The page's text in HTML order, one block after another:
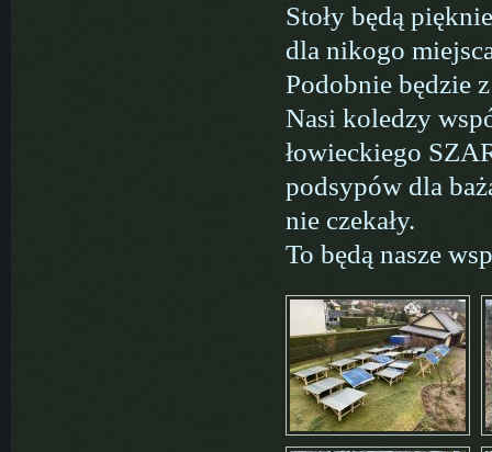
Stoły będą
dla nikogo
Podobnie będzie
Nasi koledzy
łowieckiego
podsypów dla
nie czekały.
To będą nasze